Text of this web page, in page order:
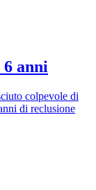
6 anni
colpevole di
di reclusione